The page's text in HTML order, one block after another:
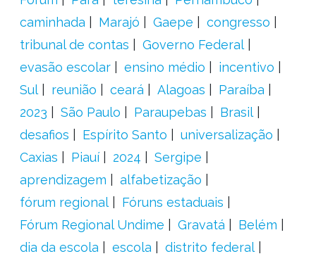
caminhada
Marajó Gaepe
congresso
tribunal de contas
Governo Federal
evasão escolar
ensino médio
incentivo
Sul
reunião ceará Alagoas
Paraíba
2023
São Paulo Paraupebas
Brasil
desafios
Espírito Santo
universalização
Caxias
Piauí 2024
Sergipe
aprendizagem
alfabetização
fórum regional
Fóruns estaduais
Fórum Regional Undime
Gravatá
Belém
dia da escola
escola
distrito federal